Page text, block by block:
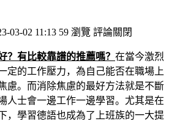
03-02 11:13 59 瀏覽 評論關閉
？有比較靠譜的推薦嗎？ 在當今激烈
定的工作壓力，為自己能否在職場上
慮。而消除焦慮的最好方法就是不斷
人士會一邊工作一邊學習。尤其是在
，學習德語也成為了上班族的一大提